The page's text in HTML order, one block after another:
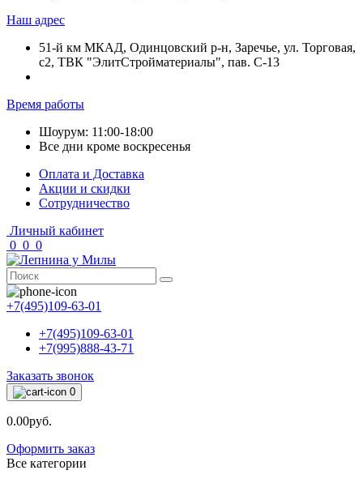
Наш адрес
51-й км МКАД, Одинцовский р-н, Заречье, ул. Торговая,
с2, ТВК "ЭлитСтройматериалы", пав. С-13
Время работы
Шоурум: 11:00-18:00
Все дни кроме воскресенья
Оплата и Доставка
Акции и скидки
Cотрудничество
Личный кабинет
0 0 0
+7(495)109-63-01
+7(495)109-63-01
+7(995)888-43-71
Заказать звонок
0
0.00руб.
Оформить заказ
Все категории